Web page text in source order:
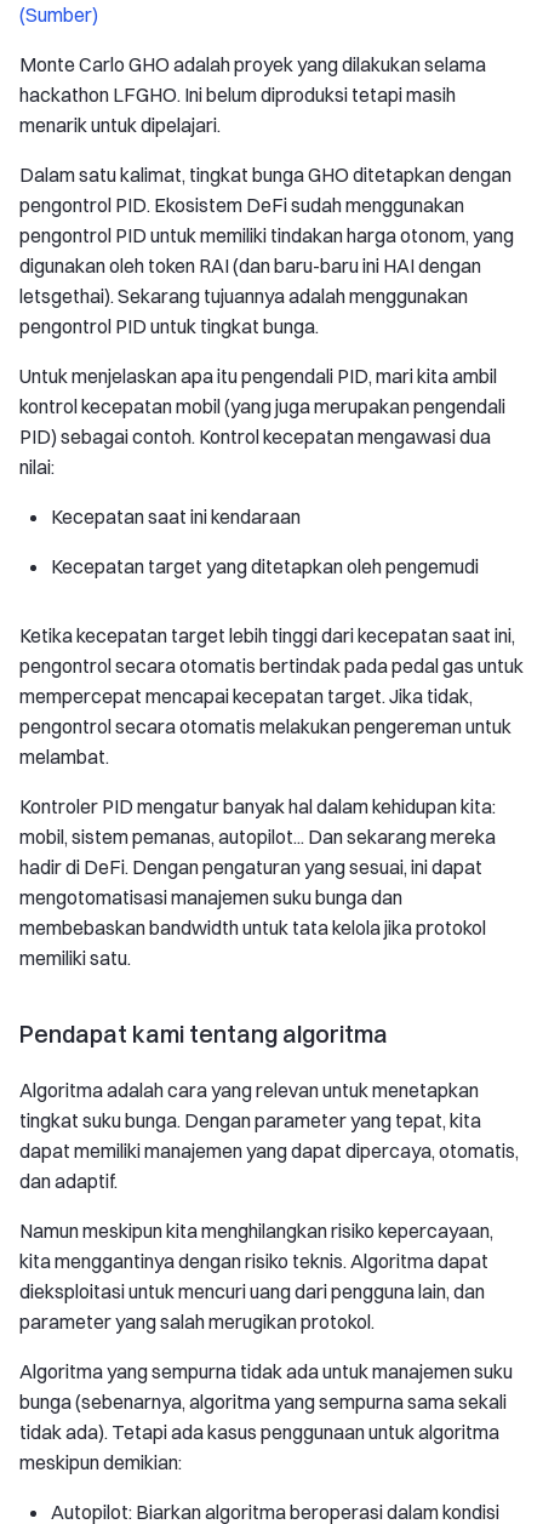
(Sumber)
Monte Carlo GHO adalah proyek yang dilakukan selama
hackathon LFGHO. Ini belum diproduksi tetapi masih
menarik untuk dipelajari.
Dalam satu kalimat, tingkat bunga GHO ditetapkan dengan
pengontrol PID. Ekosistem DeFi sudah menggunakan
pengontrol PID untuk memiliki tindakan harga otonom, yang
digunakan oleh token RAI (dan baru-baru ini HAI dengan
letsgethai). Sekarang tujuannya adalah menggunakan
pengontrol PID untuk tingkat bunga.
Untuk menjelaskan apa itu pengendali PID, mari kita ambil
kontrol kecepatan mobil (yang juga merupakan pengendali
PID) sebagai contoh. Kontrol kecepatan mengawasi dua
nilai:
Kecepatan saat ini kendaraan
Kecepatan target yang ditetapkan oleh pengemudi
Ketika kecepatan target lebih tinggi dari kecepatan saat ini,
pengontrol secara otomatis bertindak pada pedal gas untuk
mempercepat mencapai kecepatan target. Jika tidak,
pengontrol secara otomatis melakukan pengereman untuk
melambat.
Kontroler PID mengatur banyak hal dalam kehidupan kita:
mobil, sistem pemanas, autopilot... Dan sekarang mereka
hadir di DeFi. Dengan pengaturan yang sesuai, ini dapat
mengotomatisasi manajemen suku bunga dan
membebaskan bandwidth untuk tata kelola jika protokol
memiliki satu.
Pendapat kami tentang algoritma
Algoritma adalah cara yang relevan untuk menetapkan
tingkat suku bunga. Dengan parameter yang tepat, kita
dapat memiliki manajemen yang dapat dipercaya, otomatis,
dan adaptif.
Namun meskipun kita menghilangkan risiko kepercayaan,
kita menggantinya dengan risiko teknis. Algoritma dapat
dieksploitasi untuk mencuri uang dari pengguna lain, dan
parameter yang salah merugikan protokol.
Algoritma yang sempurna tidak ada untuk manajemen suku
bunga (sebenarnya, algoritma yang sempurna sama sekali
tidak ada). Tetapi ada kasus penggunaan untuk algoritma
meskipun demikian:
Autopilot: Biarkan algoritma beroperasi dalam kondisi